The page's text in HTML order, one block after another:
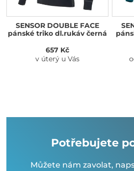
SENSOR DOUBLE FACE
pánské triko dl.rukáv černá
657 Kč
v úterý u Vás
Potřebujete
Můžete nám zavolat,